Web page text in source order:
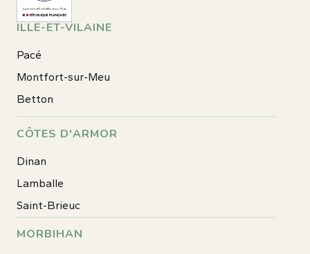
ILLE-ET-VILAINE
Pacé
Montfort-sur-Meu
Betton
CÔTES D'ARMOR
Dinan
Lamballe
Saint-Brieuc
MORBIHAN